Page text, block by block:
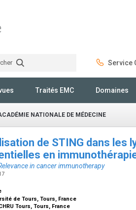
Service
Traités EMC Domaines
NATIONALE DE MÉDECINE
de STING dans les
en
in cancer immunotherapy
de Tours, Tours, France
Tours, Tours, France